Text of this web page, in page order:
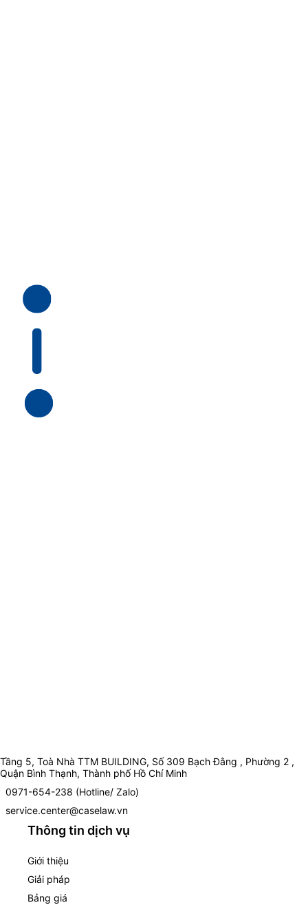
Tầng 5, Toà Nhà TTM BUILDING, Số 309 Bạch Đằng , Phường 2 ,
Quận Bình Thạnh, Thành phố Hồ Chí Minh
0971-654-238 (Hotline/ Zalo)
service.center@caselaw.vn
Thông tin dịch vụ
Giới thiệu
Giải pháp
Bảng giá